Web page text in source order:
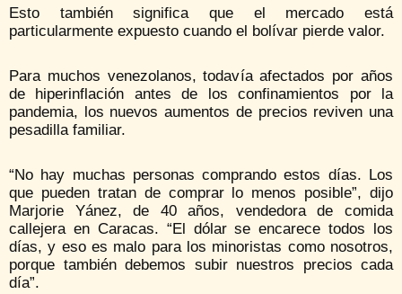
Esto también significa que el mercado está
particularmente expuesto cuando el bolívar pierde valor.
Para muchos venezolanos, todavía afectados por años
de hiperinflación antes de los confinamientos por la
pandemia, los nuevos aumentos de precios reviven una
pesadilla familiar.
“No hay muchas personas comprando estos días. Los
que pueden tratan de comprar lo menos posible”, dijo
Marjorie Yánez, de 40 años, vendedora de comida
callejera en Caracas. “El dólar se encarece todos los
días, y eso es malo para los minoristas como nosotros,
porque también debemos subir nuestros precios cada
día”.